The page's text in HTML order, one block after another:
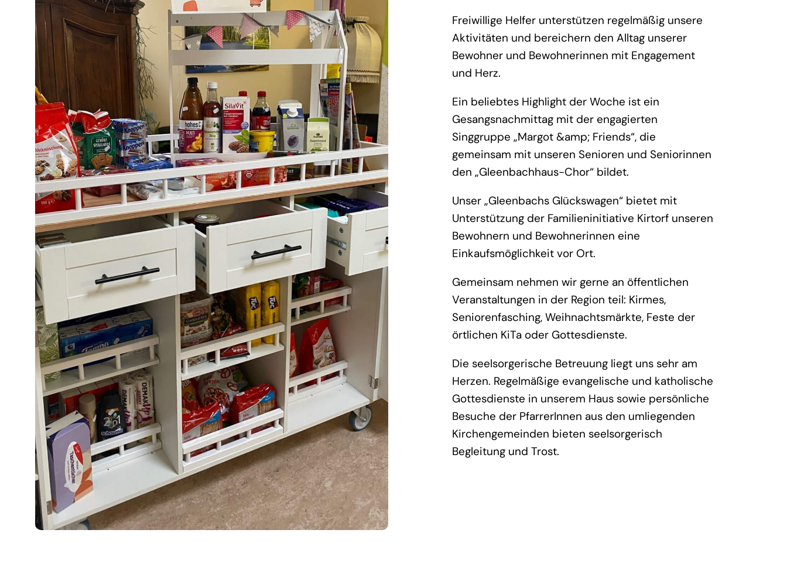
Freiwillige Helfer unterstützen regelmäßig unsere
Aktivitäten und bereichern den Alltag unserer
Bewohner und Bewohnerinnen mit Engagement
und Herz.
Ein beliebtes Highlight der Woche ist ein
Gesangsnachmittag mit der engagierten
Singgruppe „Margot &amp; Friends“, die
gemeinsam mit unseren Senioren und Seniorinnen
den „Gleenbachhaus-Chor“ bildet.
Unser „Gleenbachs Glückswagen“ bietet mit
Unterstützung der Familieninitiative Kirtorf unseren
Bewohnern und Bewohnerinnen eine
Einkaufsmöglichkeit vor Ort.
Gemeinsam nehmen wir gerne an öffentlichen
Veranstaltungen in der Region teil: Kirmes,
Seniorenfasching, Weihnachtsmärkte, Feste der
örtlichen KiTa oder Gottesdienste.
Die seelsorgerische Betreuung liegt uns sehr am
Herzen. Regelmäßige evangelische und katholische
Gottesdienste in unserem Haus sowie persönliche
Besuche der PfarrerInnen aus den umliegenden
Kirchengemeinden bieten seelsorgerisch
Begleitung und Trost.